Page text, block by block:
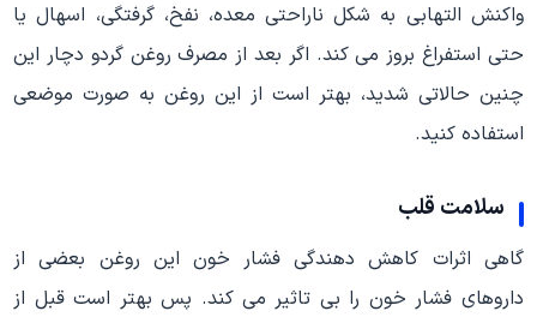
واکنش التهابی به شکل ناراحتی معده، نفخ، گرفتگی، اسهال یا
حتی استفراغ بروز می کند. اگر بعد از مصرف روغن گردو دچار این
چنین حالاتی شدید، بهتر است از این روغن به صورت موضعی
استفاده کنید.
سلامت قلب
گاهی اثرات کاهش دهندگی فشار خون این روغن بعضی از
داروهای فشار خون را بی تاثیر می کند. پس بهتر است قبل از